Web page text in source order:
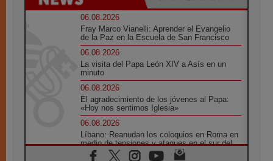
06.08.2026
Fray Marco Vianelli: Aprender el Evangelio
de la Paz en la Escuela de San Francisco
06.08.2026
La visita del Papa León XIV a Asís en un
minuto
06.08.2026
El agradecimiento de los jóvenes al Papa:
«Hoy nos sentimos Iglesia»
06.08.2026
Líbano: Reanudan los coloquios en Roma en
medio de tensiones y ataques en el sur del
país